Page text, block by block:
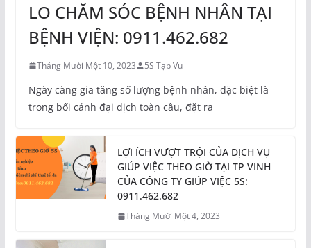
LO CHĂM SÓC BỆNH NHÂN TẠI
BỆNH VIỆN: 0911.462.682
Tháng Mười Một 10, 2023 5S Tạp Vụ
Ngày càng gia tăng số lượng bệnh nhân, đặc biệt là
trong bối cảnh đại dịch toàn cầu, đặt ra
LỢI ÍCH VƯỢT TRỘI CỦA DỊCH VỤ
GIÚP VIỆC THEO GIỜ TẠI TP VINH
CỦA CÔNG TY GIÚP VIỆC 5S:
0911.462.682
Tháng Mười Một 4, 2023